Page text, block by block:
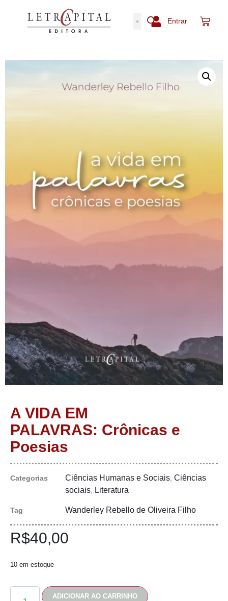
Entrar
A VIDA EM
PALAVRAS: Crônicas e
Poesias
Categorias Ciências Humanas e Sociais, Ciências
sociais, Literatura
Tag Wanderley Rebello de Oliveira Filho
R$40,00
10 em estoque
ADICIONAR AO CARRINHO